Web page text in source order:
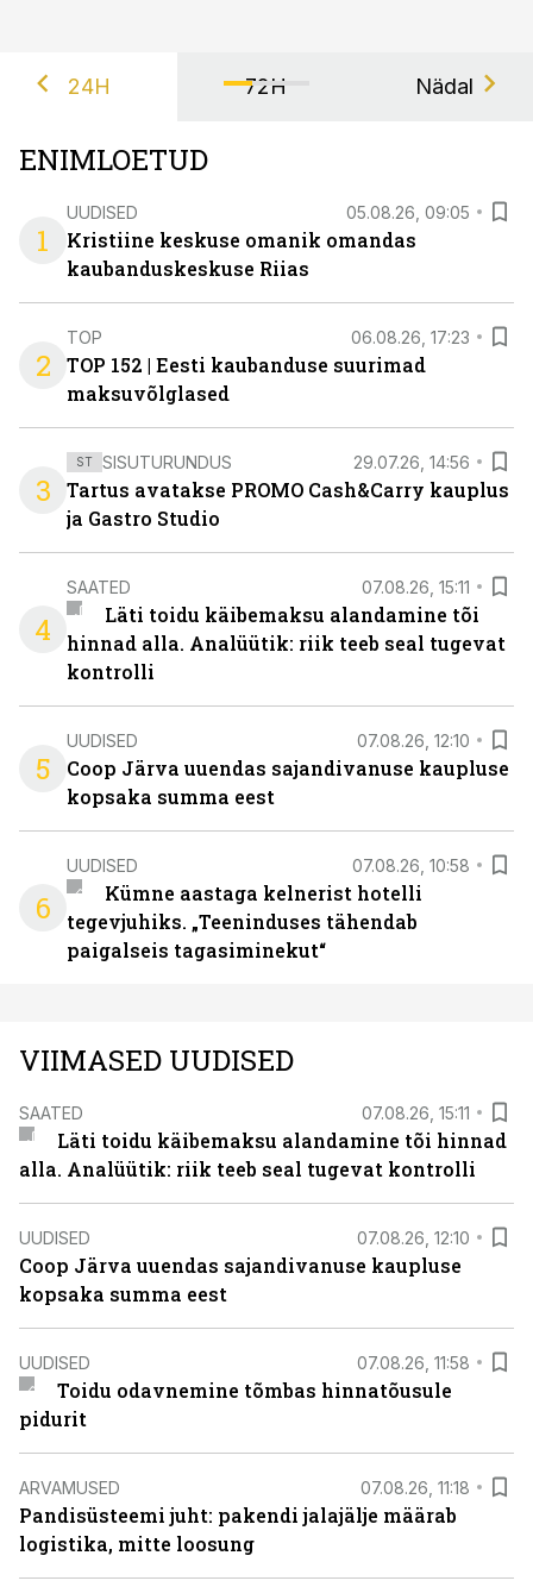
24H 72H Nädal
ENIMLOETUD
1
UUDISED 05.08.26, 09:05
Kristiine keskuse omanik omandas
kaubanduskeskuse Riias
2
TOP 06.08.26, 17:23
TOP 152 | Eesti kaubanduse suurimad
maksuvõlglased
3
ST SISUTURUNDUS 29.07.26, 14:56
Tartus avatakse PROMO Cash&Carry kauplus
ja Gastro Studio
4
SAATED 07.08.26, 15:11
Läti toidu käibemaksu alandamine tõi
hinnad alla. Analüütik: riik teeb seal tugevat
kontrolli
5
UUDISED 07.08.26, 12:10
Coop Järva uuendas sajandivanuse kaupluse
kopsaka summa eest
6
UUDISED 07.08.26, 10:58
Kümne aastaga kelnerist hotelli
tegevjuhiks. „Teeninduses tähendab
paigalseis tagasiminekut“
VIIMASED UUDISED
SAATED 07.08.26, 15:11
Läti toidu käibemaksu alandamine tõi hinnad
alla. Analüütik: riik teeb seal tugevat kontrolli
UUDISED 07.08.26, 12:10
Coop Järva uuendas sajandivanuse kaupluse
kopsaka summa eest
UUDISED 07.08.26, 11:58
Toidu odavnemine tõmbas hinnatõusule
pidurit
ARVAMUSED 07.08.26, 11:18
Pandisüsteemi juht: pakendi jalajälje määrab
logistika, mitte loosung